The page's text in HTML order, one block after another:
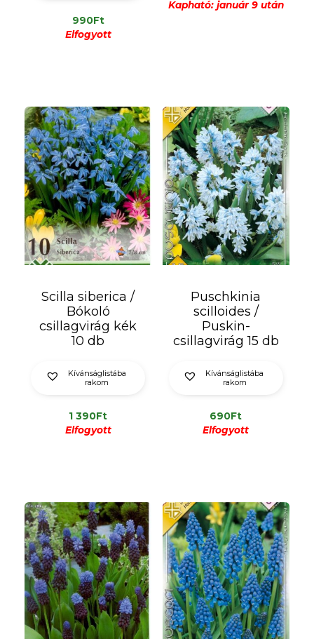
990Ft
Elfogyott
Kapható: január 9 után
Scilla siberica /
Bókoló
csillagvirág kék
10 db
Kívánságlistába
rakom
1 390Ft
Elfogyott
Puschkinia
scilloides /
Puskin-
csillagvirág 15 db
Kívánságlistába
rakom
690Ft
Elfogyott